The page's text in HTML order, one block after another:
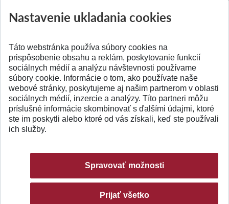
Publikované 31.07.2026 Publikované
SPÄŤ NA VRCH
Nastavenie ukladania cookies
Táto webstránka používa súbory cookies na
prispôsobenie obsahu a reklám, poskytovanie funkcií
sociálnych médií a analýzu návštevnosti používame
súbory cookie. Informácie o tom, ako používate naše
webové stránky, poskytujeme aj našim partnerom v oblasti
sociálnych médií, inzercie a analýzy. Títo partneri môžu
príslušné informácie skombinovať s ďalšími údajmi, ktoré
ste im poskytli alebo ktoré od vás získali, keď ste používali
ich služby.
Spravovať možnosti
Prijať všetko